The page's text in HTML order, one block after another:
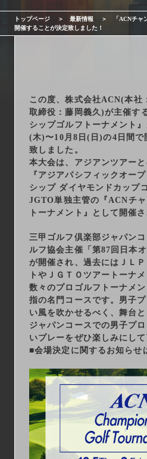
会社情報
採用情報
お問い合わせ
勧誘方
トップページ 最新情報
「ACNチ
開催することが決定致しました！
この度、株式会社ACN(本社
取締役：藤岡義久)が主催す
シップゴルフトーナメント
(木)〜10月8日(日)の4日間で
致しました。
本大会は、アジアンツアー
『アジアパシフィックオー
シップ ダイヤモンドカップ
JGTO単独主管の『ACNチ
トーナメント』として開催さ
三甲ゴルフ倶楽部ジャパン
ルフ協会主催「第87回日本
が開催され、過去にはＪＬ
トやＪＧＴＯツアートーナメ
数々のプロゴルフトーナメ
指の名門コースです。男子
い風を吹かせるべく、舞台
ジャパンコースでの男子プ
いプレーをぜひ楽しみにし
■会場決定に関するお知らせ